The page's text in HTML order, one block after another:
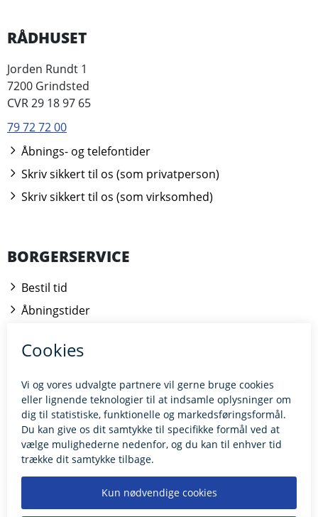
RÅDHUSET
Jorden Rundt 1
7200 Grindsted
CVR 29 18 97 65
79 72 72 00
Åbnings- og telefontider
Skriv sikkert til os (som privatperson)
Skriv sikkert til os (som virksomhed)
BORGERSERVICE
Bestil tid
Åbningstider
Kontakt borgerrådgiveren
BILLUND.DK
Tilgængelighedserklæring
Giv feedback til hjemmesiden